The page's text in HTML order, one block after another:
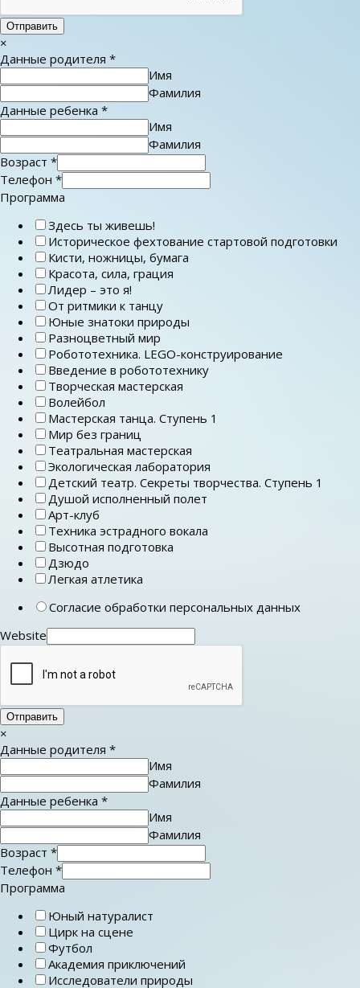
Отправить
×
Данные родителя *
Имя
Фамилия
Данные ребенка *
Имя
Фамилия
Возраст *
Телефон *
Программа
Здесь ты живешь!
Историческое фехтование стартовой подготовки
Кисти, ножницы, бумага
Красота, сила, грация
Лидер – это я!
От ритмики к танцу
Юные знатоки природы
Разноцветный мир
Робототехника. LEGO-конструирование
Введение в робототехнику
Творческая мастерская
Волейбол
Мастерская танца. Ступень 1
Мир без границ
Театральная мастерская
Экологическая лаборатория
Детский театр. Секреты творчества. Ступень 1
Душой исполненный полет
Арт-клуб
Техника эстрадного вокала
Высотная подготовка
Дзюдо
Легкая атлетика
Согласие обработки персональных данных
Website
Отправить
×
Данные родителя *
Имя
Фамилия
Данные ребенка *
Имя
Фамилия
Возраст *
Телефон *
Программа
Юный натуралист
Цирк на сцене
Футбол
Академия приключений
Исследователи природы